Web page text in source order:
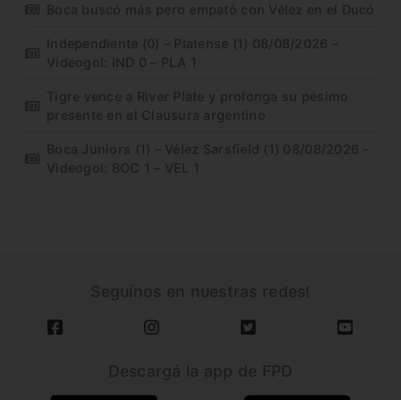
Boca buscó más pero empató con Vélez en el Ducó
Independiente (0) – Platense (1) 08/08/2026 –
Videogol: IND 0 – PLA 1
Tigre vence a River Plate y prolonga su pésimo
presente en el Clausura argentino
Boca Juniors (1) – Vélez Sarsfield (1) 08/08/2026 –
Videogol: BOC 1 – VEL 1